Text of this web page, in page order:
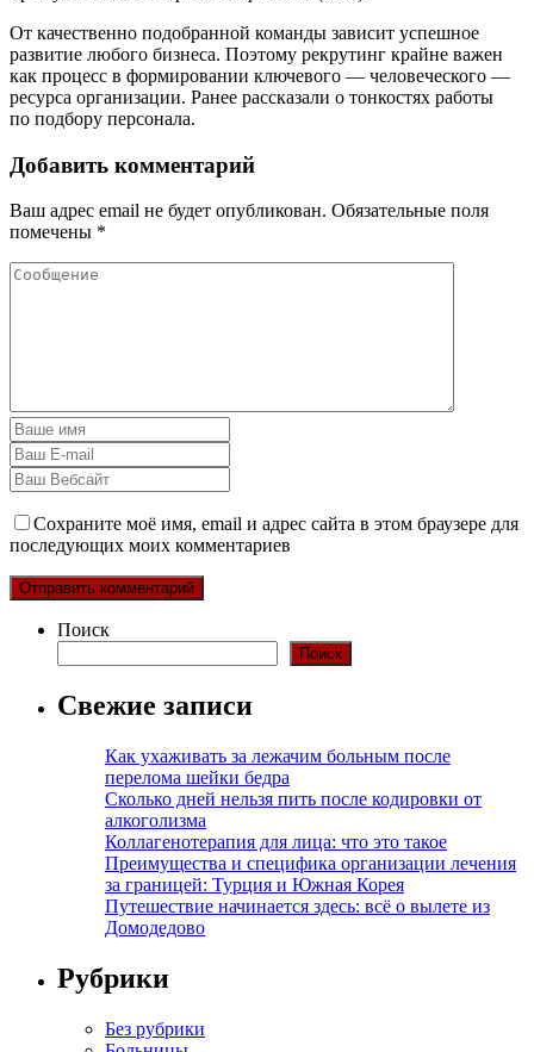
От качественно подобранной команды зависит успешное
развитие любого бизнеса. Поэтому рекрутинг крайне важен
как процесс в формировании ключевого — человеческого —
ресурса организации. Ранее рассказали о тонкостях работы
по подбору персонала.
Добавить комментарий
Ваш адрес email не будет опубликован. Обязательные поля
помечены *
Сохраните моё имя, email и адрес сайта в этом браузере для
последующих моих комментариев
Поиск
Поиск
Свежие записи
Как ухаживать за лежачим больным после
перелома шейки бедра
Сколько дней нельзя пить после кодировки от
алкоголизма
Коллагенотерапия для лица: что это такое
Преимущества и специфика организации лечения
за границей: Турция и Южная Корея
Путешествие начинается здесь: всё о вылете из
Домодедово
Рубрики
Без рубрики